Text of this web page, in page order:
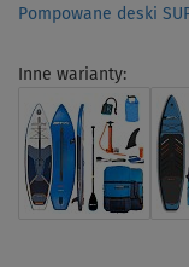
Pompowane deski
Inne warianty: